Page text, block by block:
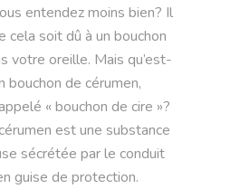
entendez moins bien? Il
cela soit dû à un bouchon
votre oreille. Mais qu’est-
bouchon de cérumen,
« bouchon de cire »?
est une substance
sécrétée par le conduit
guise de protection.